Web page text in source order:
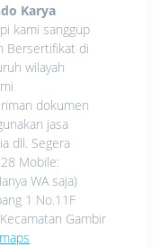
Karya
kami sanggup
Bersertifikat di
wilayah
dokumen
jasa
dll. Segera
Mobile:
WA saja)
1 No.11F
Gambir
maps